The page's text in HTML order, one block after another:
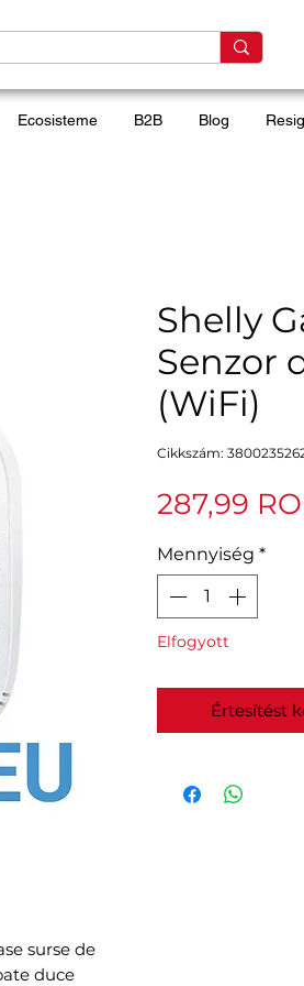
Ecosisteme B2B Blog
surse de
duce
Shelly
Senzor
(WiFi)
Cikkszám:
287,99
Mennyiség *
Elfogyott
Értesítést